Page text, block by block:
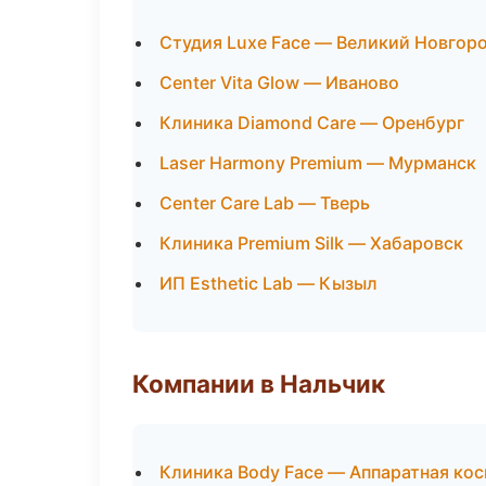
Студия Luxe Face — Великий
Center Vita Glow — Иваново
Клиника Diamond Care — Оренбург
Laser Harmony Premium — Мурманск
Center Care Lab — Тверь
Клиника Premium Silk — Хабаровск
ИП Esthetic Lab — Кызыл
Компании в Нальчик
Клиника Body Face — Аппаратная